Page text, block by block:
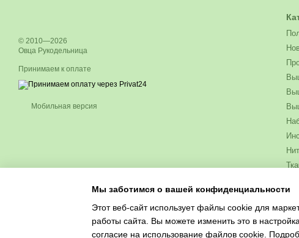
© 2010—2026
Овца Рукодельница
Принимаем к оплате
Мобильная версия
Мы заботимся о вашей конфиденциальности
Этот веб-сайт использует файлы cookie для
работы сайта. Вы можете изменить это в
согласие на использование файлов cookie.